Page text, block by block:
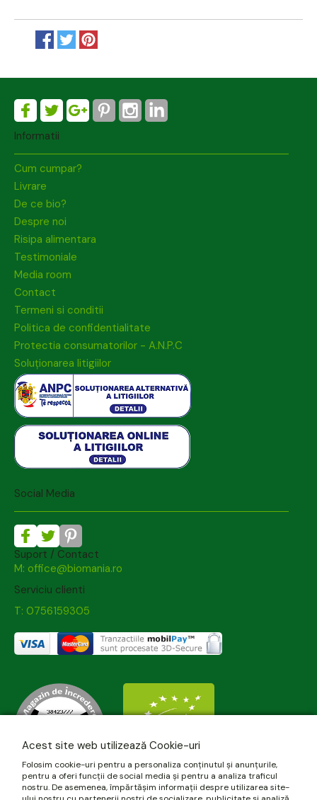
Informatii
Cum cumpar?
Livrare
De ce bio?
Despre noi
Risipa alimentara
Testimoniale
Media room
Contact
Termeni si conditii
Politica de confidentialitate
Protectia consumatorilor - A.N.P.C
Soluționarea litigiilor
Social Media
Suport / Contact
M: office@biomania.ro
Serviciu clienti
T: 0756159305
Acest site web utilizează Cookie-uri
Folosim cookie-uri pentru a personaliza conținutul și anunțurile,
pentru a oferi funcții de social media și pentru a analiza traficul
nostru. De asemenea, împărtășim informații despre utilizarea site-